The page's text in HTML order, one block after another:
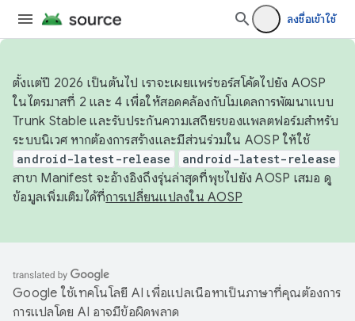
ลงชื่อเข้าใช้
ตั้งแต่ปี 2026 เป็นต้นไป เราจะเผยแพร่ซอร์สโค้ดไปยัง AOSP
ในไตรมาสที่ 2 และ 4 เพื่อให้สอดคล้องกับโมเดลการพัฒนาแบบ
Trunk Stable และรับประกันความเสถียรของแพลตฟอร์มสำหรับ
ระบบนิเวศ หากต้องการสร้างและมีส่วนร่วมใน AOSP ให้ใช้
android-latest-release android-latest-release
สาขา Manifest จะอ้างอิงถึงรุ่นล่าสุดที่พุชไปยัง AOSP เสมอ ดู
ข้อมูลเพิ่มเติมได้ที่การเปลี่ยนแปลงใน AOSP
Google ใช้เทคโนโลยี AI เพื่อแปลเนื้อหาเป็นภาษาที่คุณต้องการ
การแปลโดย AI อาจมีข้อผิดพลาด